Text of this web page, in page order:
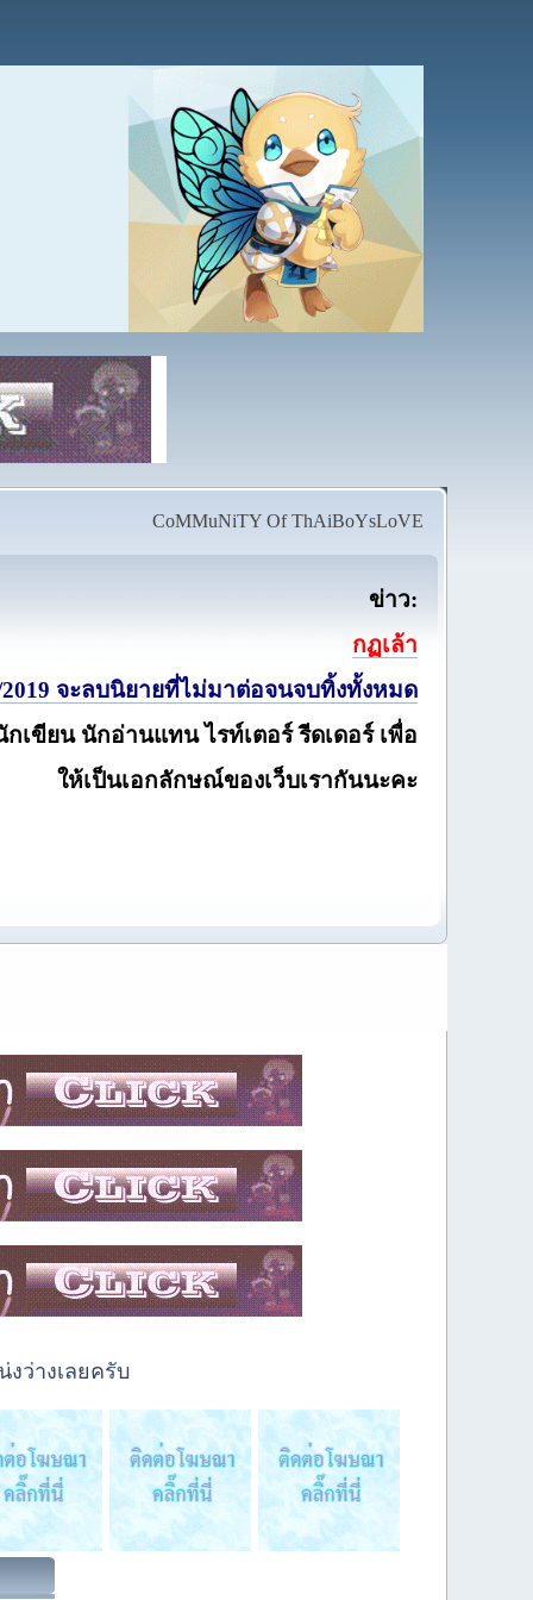
CoMMuNiTY Of ThAiBoYsLoVE
ข่าว:
กฏเล้า
2019 จะลบนิยายที่ไม่มาต่อจนจบทิ้งทั้งหมด
กเขียน นักอ่านแทน ไรท์เตอร์ รีดเดอร์ เพื่อ
ให้เป็นเอกลักษณ์ของเว็บเรากันนะคะ
งว่างเลยครับ